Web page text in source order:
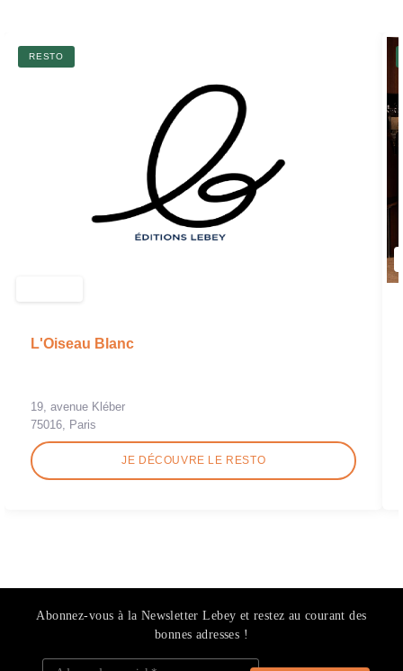
RESTO
L'Oiseau Blanc
19, avenue Kléber
75016, Paris
JE DÉCOUVRE LE RESTO
Abonnez-vous à la Newsletter Lebey et restez au courant des
bonnes adresses !